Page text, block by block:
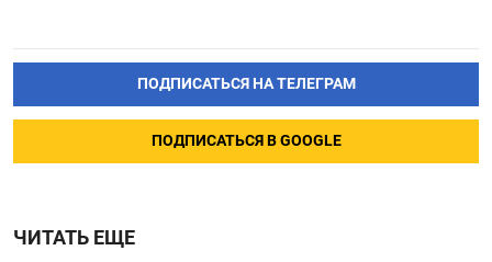
ПОДПИСАТЬСЯ НА ТЕЛЕГРАМ
ПОДПИСАТЬСЯ В GOOGLE
ЧИТАТЬ ЕЩЕ